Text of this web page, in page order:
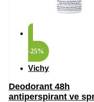
-25%
Vichy
Deodorant 48h
antiperspirant ve